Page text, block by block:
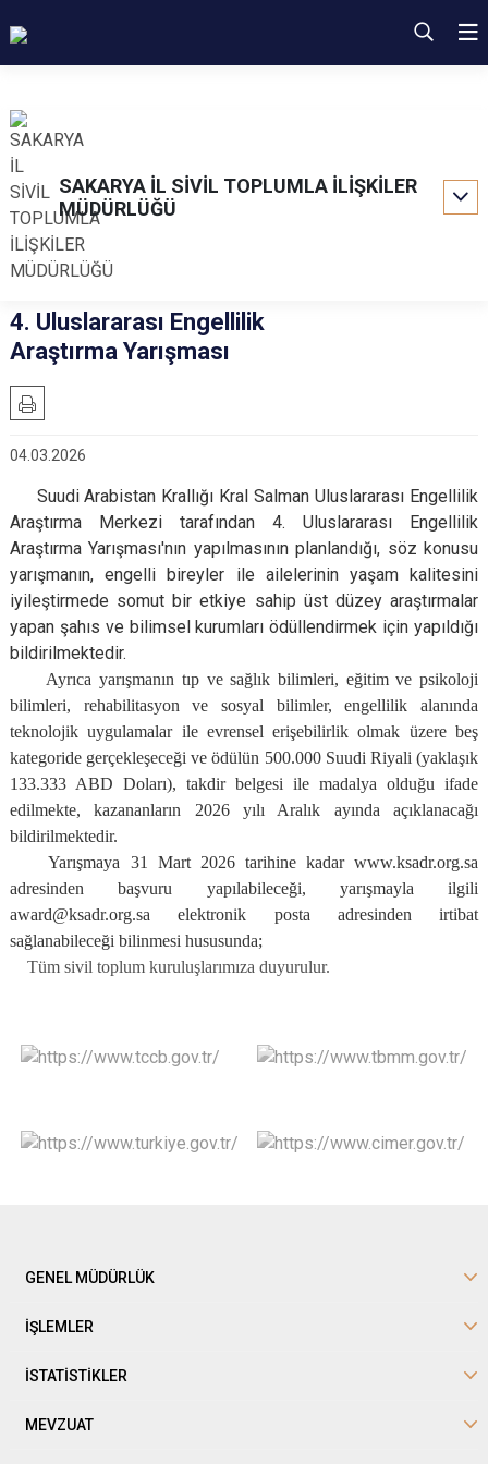
SAKARYA İL SİVİL TOPLUMLA İLİŞKİLER
MÜDÜRLÜĞÜ
4. Uluslararası Engellilik
Araştırma Yarışması
04.03.2026
Suudi Arabistan Krallığı Kral Salman Uluslararası Engellilik
Araştırma Merkezi tarafından 4. Uluslararası Engellilik
Araştırma Yarışması'nın yapılmasının planlandığı, söz konusu
yarışmanın, engelli bireyler ile ailelerinin yaşam kalitesini
iyileştirmede somut bir etkiye sahip üst düzey araştırmalar
yapan şahıs ve bilimsel kurumları ödüllendirmek için yapıldığı
bildirilmektedir.
Ayrıca yarışmanın tıp ve sağlık bilimleri, eğitim ve psikoloji
bilimleri, rehabilitasyon ve sosyal bilimler, engellilik alanında
teknolojik uygulamalar ile evrensel erişebilirlik olmak üzere beş
kategoride gerçekleşeceği ve ödülün 500.000 Suudi Riyali (yaklaşık
133.333 ABD Doları), takdir belgesi ile madalya olduğu ifade
edilmekte, kazananların 2026 yılı Aralık ayında açıklanacağı
bildirilmektedir.
Yarışmaya 31 Mart 2026 tarihine kadar www.ksadr.org.sa
adresinden başvuru yapılabileceği, yarışmayla ilgili
award@ksadr.org.sa elektronik posta adresinden irtibat
sağlanabileceği bilinmesi hususunda;
Tüm sivil toplum kuruluşlarımıza duyurulur.
GENEL MÜDÜRLÜK
İŞLEMLER
İSTATİSTİKLER
MEVZUAT